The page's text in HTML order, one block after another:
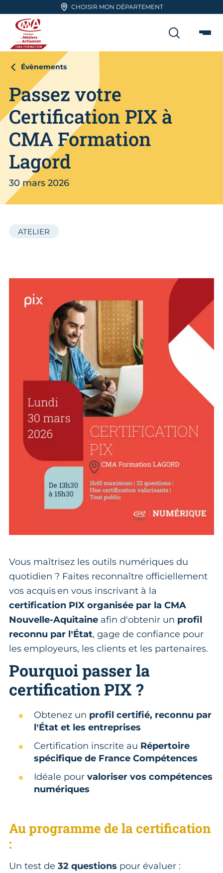
Aller en haut de pageCHOISIR MON DÉPARTEMENT
CMA FORMATION
Évènements
Passez votre
Certification PIX à
CMA Formation
Lagord
30 mars 2026
ATELIER
Vous maîtrisez les outils numériques du
quotidien ? Faites reconnaître officiellement
vos acquis en vous inscrivant à la
certification PIX organisée par la CMA
Nouvelle-Aquitaine afin d'obtenir un profil
reconnu par l’État, gage de confiance pour
les employeurs, les clients et les partenaires.
Pourquoi passer la
certification PIX ?
Obtenez un profil certifié, reconnu par
l’État et les entreprises
Certification inscrite au Répertoire
spécifique de France Compétences
Idéale pour valoriser vos compétences
numériques
Au programme de la certification
:
Un test de 32 questions pour évaluer :